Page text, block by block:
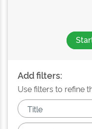
Add filters:
Use filters to refine